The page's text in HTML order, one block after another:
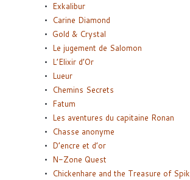
Exkalibur
Carine Diamond
Gold & Crystal
Le jugement de Salomon
L’Elixir d’Or
Lueur
Chemins Secrets
Fatum
Les aventures du capitaine Ronan
Chasse anonyme
D’encre et d’or
N-Zone Quest
Chickenhare and the Treasure of